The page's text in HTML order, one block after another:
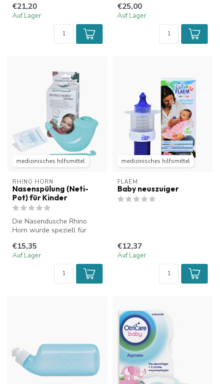
Nebenhöhlen. Dies...
€21,20
Auf Lager
Heuschnupfen, H...
€25,00
Auf Lager
medizinisches hilfsmittel
RHINO HORN
Nasenspülung (Neti-
Pot) für Kinder
Die Nasendusche Rhino
Horn wurde speziell für
Spülung vo...
€15,35
Auf Lager
medizinisches hilfsmittel
FLAEM
Baby neuszuiger
€12,37
Auf Lager